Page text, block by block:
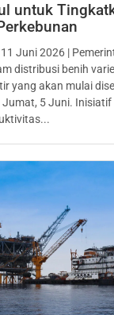
untuk
Juni 2026 |
distribusi benih
yang akan mulai
Jumat, 5 Juni.